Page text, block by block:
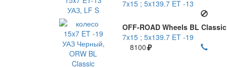
7x15 ; 5x139.7 ET -13
OFF-ROAD Wheels BL Classic
7x15 ; 5x139.7 ET -19
8100